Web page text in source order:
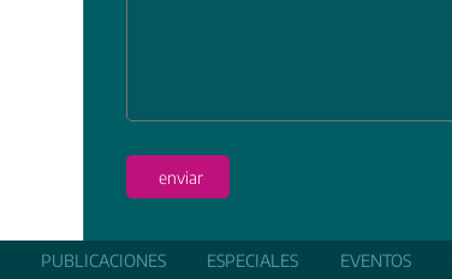
enviar
PUBLICACIONES ESPECIALES EVENTOS